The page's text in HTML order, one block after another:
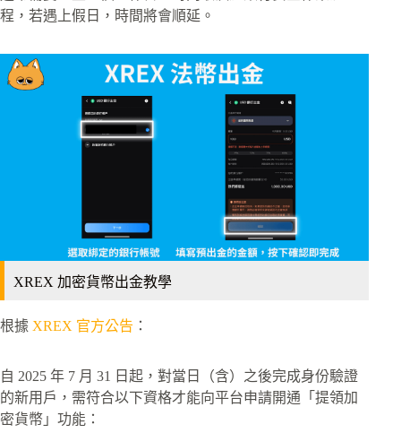
程，若遇上假日，時間將會順延。
XREX 加密貨幣出金教學
根據 XREX 官方公告 ：
自 2025 年 7 月 31 日起，對當日（含）之後完成身份驗證
的新用戶，需符合以下資格才能向平台申請開通「提領加
密貨幣」功能：